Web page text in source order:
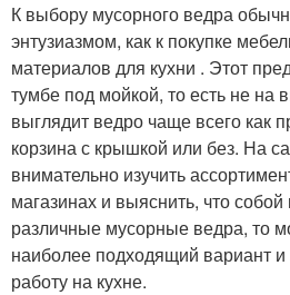
К выбору мусорного ведра
энтузиазмом, как к покупке
материалов для кухни . Этот
тумбе под мойкой, то есть не на
выглядит ведро чаще всего как
корзина с крышкой или без. На
внимательно изучить
магазинах и выяснить, что
различные мусорные ведра, то
наиболее подходящий вариант и
работу на кухне.